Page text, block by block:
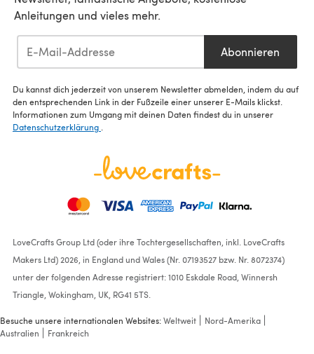
Anleitungen und vieles mehr.
Abonnieren
Du kannst dich jederzeit von unserem Newsletter abmelden, indem du auf
den entsprechenden Link in der Fußzeile einer unserer E-Mails klickst.
Informationen zum Umgang mit deinen Daten findest du in unserer
Datenschutzerklärung .
LoveCrafts Group Ltd (oder ihre Tochtergesellschaften, inkl. LoveCrafts
Makers Ltd) 2026, in England und Wales (Nr. 07193527 bzw. Nr. 8072374)
unter der folgenden Adresse registriert: 1010 Eskdale Road, Winnersh
Triangle, Wokingham, UK, RG41 5TS.
Besuche unsere internationalen Websites:Weltweit
Nord-Amerika
Australien
Frankreich